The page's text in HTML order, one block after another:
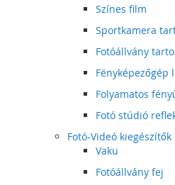
Színes film
Sportkamera
Fotóállvány
Fényképezőgép
Folyamatos
Fotó stúdió
Fotó-Videó kiegészítők
Vaku
Fotóállvány fej